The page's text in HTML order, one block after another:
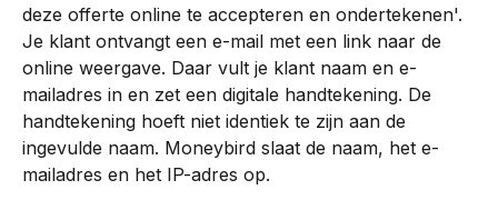
deze offerte online te accepteren en ondertekenen'.
Je klant ontvangt een e-mail met een link naar de
online weergave. Daar vult je klant naam en e-
mailadres in en zet een digitale handtekening. De
handtekening hoeft niet identiek te zijn aan de
ingevulde naam. Moneybird slaat de naam, het e-
mailadres en het IP-adres op.